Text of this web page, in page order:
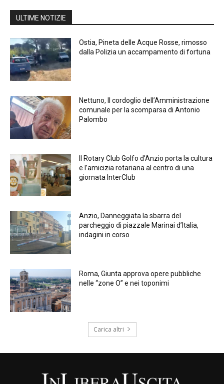
ULTIME NOTIZIE
Ostia, Pineta delle Acque Rosse, rimosso
dalla Polizia un accampamento di fortuna
Nettuno, Il cordoglio dell’Amministrazione
comunale per la scomparsa di Antonio
Palombo
Il Rotary Club Golfo d’Anzio porta la cultura
e l’amicizia rotariana al centro di una
giornata InterClub
Anzio, Danneggiata la sbarra del
parcheggio di piazzale Marinai d’Italia,
indagini in corso
Roma, Giunta approva opere pubbliche
nelle “zone O” e nei toponimi
Carica altri